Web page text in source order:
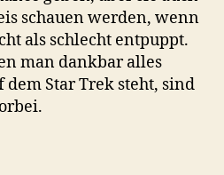
schauen werden, wenn
als schlecht entpuppt.
man dankbar alles
Star Trek steht, sind